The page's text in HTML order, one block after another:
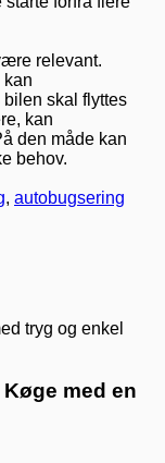
relevant.
kan
skal flyttes
kan
den måde kan
behov.
, autobugsering
med en